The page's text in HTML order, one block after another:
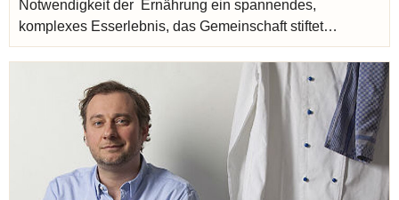
Notwendigkeit der Ernährung ein spannendes,
komplexes Esserlebnis, das Gemeinschaft stiftet…